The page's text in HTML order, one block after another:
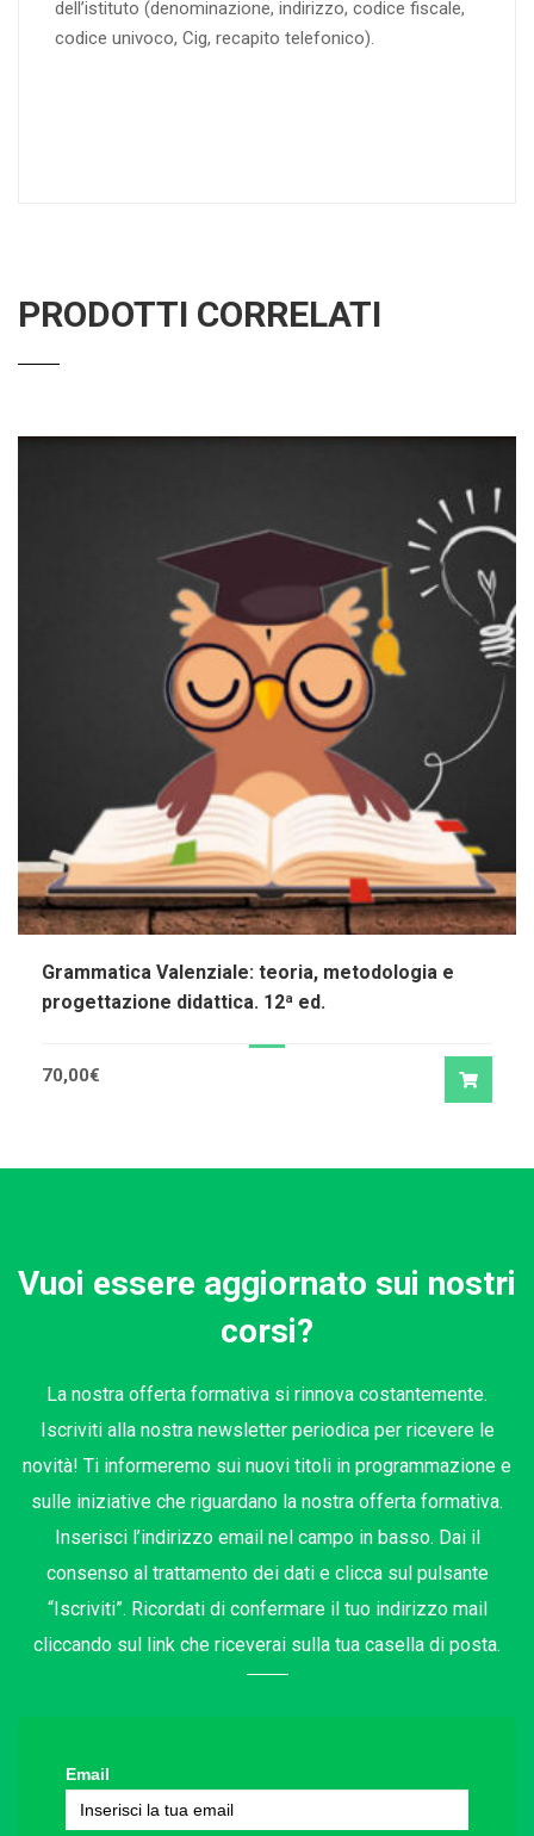
dell’istituto (denominazione, indirizzo, codice fiscale,
codice univoco, Cig, recapito telefonico).
PRODOTTI CORRELATI
Grammatica Valenziale: teoria, metodologia e
progettazione didattica. 12ª ed.
70,00€
Vuoi essere aggiornato sui nostri
corsi?
La nostra offerta formativa si rinnova costantemente.
Iscriviti alla nostra newsletter periodica per ricevere le
novità! Ti informeremo sui nuovi titoli in programmazione e
sulle iniziative che riguardano la nostra offerta formativa.
Inserisci l’indirizzo email nel campo in basso. Dai il
consenso al trattamento dei dati e clicca sul pulsante
“Iscriviti”. Ricordati di confermare il tuo indirizzo mail
cliccando sul link che riceverai sulla tua casella di posta.
Email